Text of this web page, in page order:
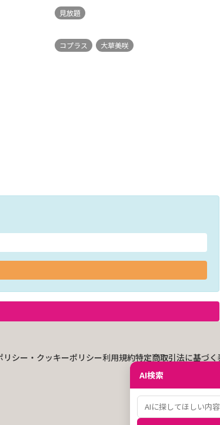
見放題
コプラス 大草美咲
リシー・クッキーポリシー利用規約特定商取引法に基づく
AI検索